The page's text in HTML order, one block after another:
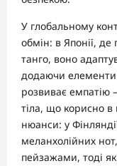
У глобальному
обмін: в Японії,
танго, воно
додаючи елементи
розвиває емпатію
тіла, що корисно в
нюанси: у
меланхолійних
пейзажами, тоді